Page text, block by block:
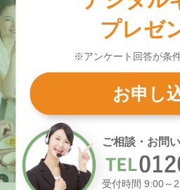
プレゼ
※アンケート回答が条
お申し
ご相談・お問
受付時間 9:00～